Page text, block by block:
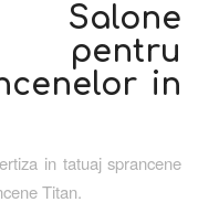
pentru
in
in tatuaj sprancene
Titan.